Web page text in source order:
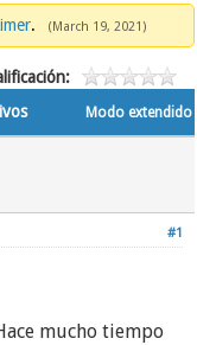
. (March 19, 2021)
Modo extendido
#1
mucho tiempo